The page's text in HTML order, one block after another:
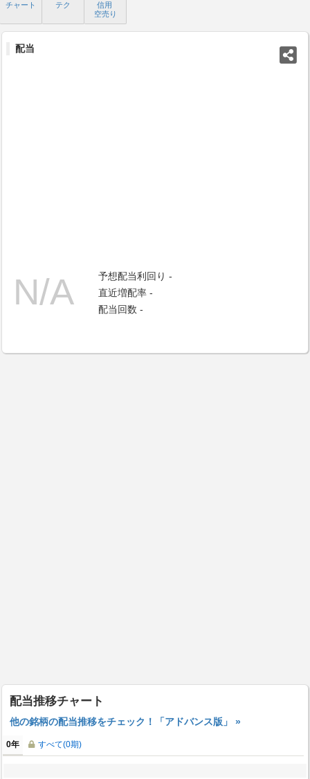
チャート テク
信用
空売り
配当
予想配当利回り -
直近増配率 -
配当回数 -
配当推移チャート
他の銘柄の配当推移をチェック！「アドバンス版」 »
0年 すべて(0期)